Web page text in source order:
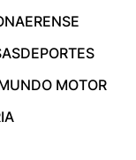
DEPORTES
MOTOR